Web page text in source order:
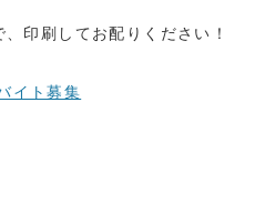
印刷してお配りください！
イト募集